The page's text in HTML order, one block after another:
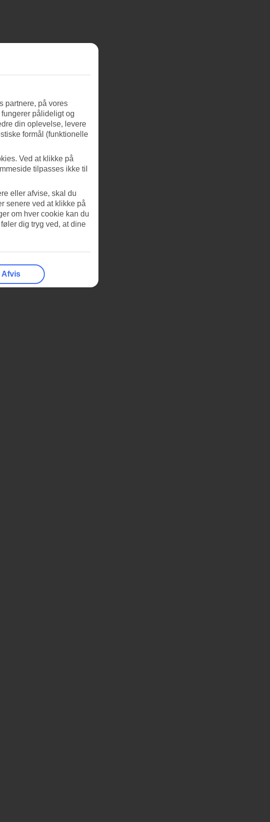
partnere, på vores
pålideligt og
din oplevelse, levere
formål (funktionelle
Ved at klikke på
tilpasses ikke til
eller afvise, skal du
senere ved at klikke på
om hver cookie kan du
dig tryg ved, at dine
Afvis